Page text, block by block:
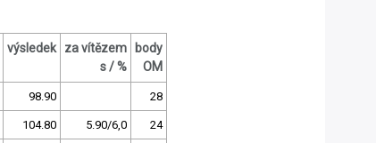
výsledek
za vítězem
s / %
body
OM
98.90 28
104.80 5.90/6,0 24